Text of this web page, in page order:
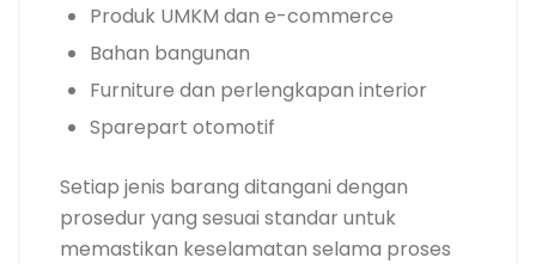
Produk UMKM dan e-commerce
Bahan bangunan
Furniture dan perlengkapan interior
Sparepart otomotif
Setiap jenis barang ditangani dengan
prosedur yang sesuai standar untuk
memastikan keselamatan selama proses